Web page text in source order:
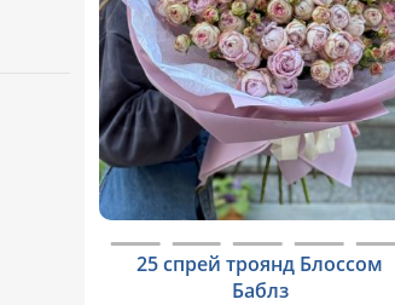
25 спрей троянд Блоссом
Баблз